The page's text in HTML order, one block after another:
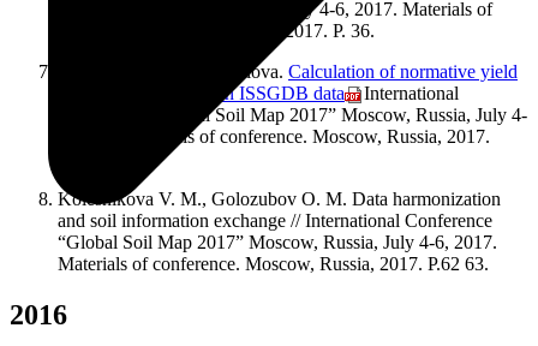
Map 2017” Moscow, Russia, July 4-6, 2017. Materials of
conference. Moscow, Russia, 2017. P. 36.
I.O. Alyabina, V.A. Kirillova. Calculation of normative yield
of grain crops based on ISSGDB data// International
Conference “Global Soil Map 2017” Moscow, Russia, July 4-
6, 2017. Materials of conference. Moscow, Russia, 2017.
Kolesnikova V. M., Golozubov O. M. Data harmonization
and soil information exchange // International Conference
“Global Soil Map 2017” Moscow, Russia, July 4-6, 2017.
Materials of conference. Moscow, Russia, 2017. P.62 63.
2016